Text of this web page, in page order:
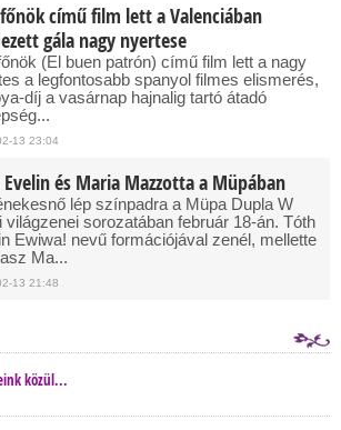
című film lett a Valenciában
gála nagy nyertese
(El buen patrón) című film lett a nagy
a legfontosabb spanyol filmes elismerés,
díj a vasárnap hajnalig tartó átadó
13 23:04
és Maria Mazzotta a Müpában
lép színpadra a Müpa Dupla W
világzenei sorozatában február 18-án. Tóth
Ewiwa! nevű formációjával zenél, mellette
Ma...
13 21:48
közül...